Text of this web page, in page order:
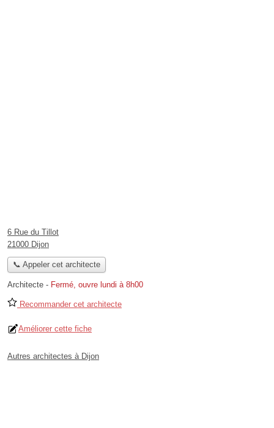
6 Rue du Tillot
21000 Dijon
📞 Appeler cet architecte
Architecte - Fermé, ouvre lundi à 8h00
Recommander cet architecte
Améliorer cette fiche
Autres architectes à Dijon